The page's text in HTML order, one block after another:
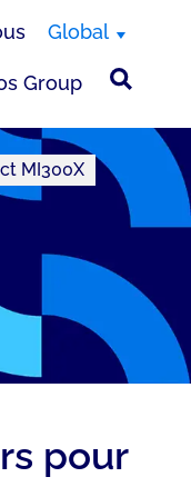
Global
Group
MI300X
pour